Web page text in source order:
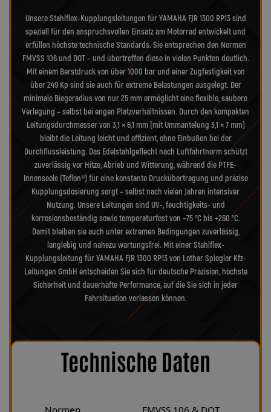
Unsere Stahlflex-Kupplungsleitungen für YAMAHA FJR 1300 RP13 sind
speziell für den anspruchsvollen Einsatz am Motorrad entwickelt und
erfüllen höchste technische Standards. Sie entsprechen den Normen
FMVSS 106 und DOT – und übertreffen diese in vielen Punkten deutlich.
Mit einem Berstdruck von über 1000 bar und einer Zugfestigkeit von
über 249 Kp sind sie auch für extreme Belastungen ausgelegt. Der
minimale Biegeradius von nur 25 mm ermöglicht eine flexible, saubere
Verlegung – selbst bei engen Platzverhältnissen. Durch den kompakten
Leitungsdurchmesser von 3,1 × 6,1 mm (mit Ummantelung 3,1 × 7 mm)
bleibt die Leitung leicht und effizient, ohne Einbußen bei der
Durchflussleistung. Das Edelstahlgeflecht nach Luftfahrtnorm schützt
zuverlässig vor Hitze, Abrieb und Witterung, während die PTFE-
Innenseele (Teflon®) für eine konstante Druckübertragung und präzise
Kupplungsdosierung sorgt – selbst nach vielen Jahren intensiver
Nutzung. Unsere Leitungen sind UV-, feuchtigkeits- und
korrosionsbeständig sowie temperaturfest von −75 °C bis +260 °C.
Damit bleiben sie auch unter extremen Bedingungen zuverlässig,
langlebig und nahezu wartungsfrei. Mit einer Stahlflex-
Kupplungsleitung für YAMAHA FJR 1300 RP13 von Lothar Spiegler Kfz-
Leitungen GmbH entscheiden Sie sich für deutsche Präzision, höchste
Sicherheit und dauerhafte Performance, auf die Sie sich in jeder
Fahrsituation verlassen können.
Technische Daten
Normen FMVSS 106 & DOT